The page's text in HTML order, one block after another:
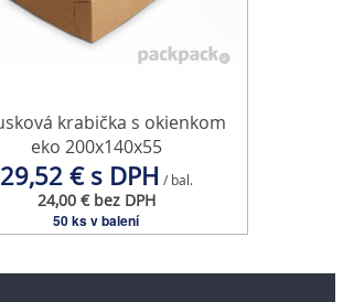
krabička s okienkom
eko 200x140x55
29,52 € s DPH / bal.
24,00 € bez DPH
50 ks v balení